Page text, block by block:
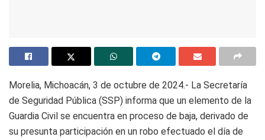
Morelia, Michoacán, 3 de octubre de 2024.- La Secretaría
de Seguridad Pública (SSP) informa que un elemento de la
Guardia Civil se encuentra en proceso de baja, derivado de
su presunta participación en un robo efectuado el día de